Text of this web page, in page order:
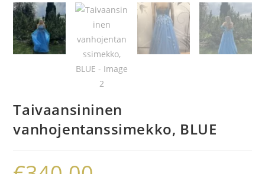
Taivaansininen
vanhojentanssimekko, BLUE